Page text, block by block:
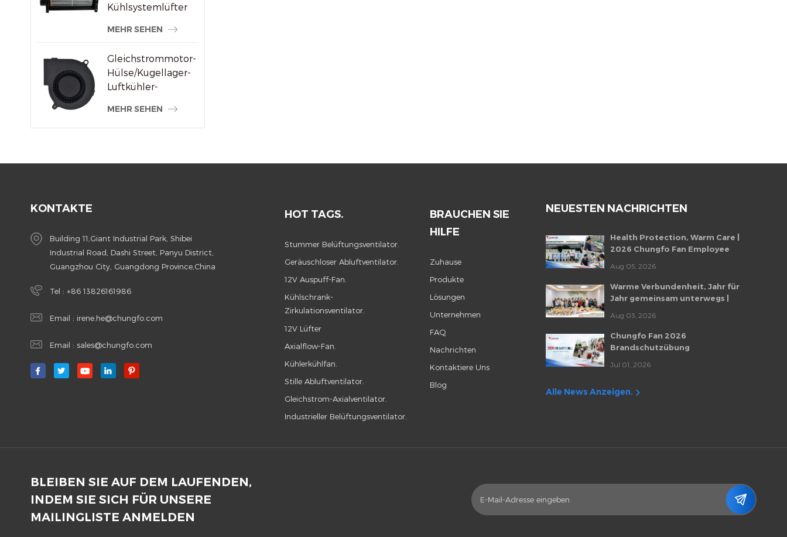
Kühlsystemlüfter
MEHR SEHEN
Gleichstrommotor-
Hülse/Kugellager-
Luftkühler-
MEHR SEHEN
KONTAKTE
Building 11,Giant Industrial Park, Shibei
Industrial Road, Dashi Street, Panyu District,
Guangzhou City, Guangdong Province,China
Tel : +86 13826161986
Email : irene.he@chungfo.com
Email : sales@chungfo.com
HOT TAGS.
Stummer Belüftungsventilator.
Geräuschloser Abluftventilator.
12V Auspuff-Fan.
Kühlschrank-
Zirkulationsventilator.
12V Lüfter
Axialflow-Fan.
Kühlerkühlfan.
Stille Abluftventilator.
Gleichstrom-Axialventilator.
Industrieller Belüftungsventilator.
BRAUCHEN SIE
HILFE
Zuhause
Produkte
Lösungen
Unternehmen
FAQ
Nachrichten
Kontaktiere Uns
Blog
NEUESTEN NACHRICHTEN
Health Protection, Warm Care |
2026 Chungfo Fan Employee
Aug 05, 2026
Warme Verbundenheit, Jahr für
Jahr gemeinsam unterwegs |
Geburtstagsfeier von Chungfo Fan
Aug 03, 2026
Chungfo Fan 2026
Brandschutzübung
Jul 01, 2026
Alle News Anzeigen.
BLEIBEN SIE AUF DEM LAUFENDEN,
INDEM SIE SICH FÜR UNSERE
MAILINGLISTE ANMELDEN